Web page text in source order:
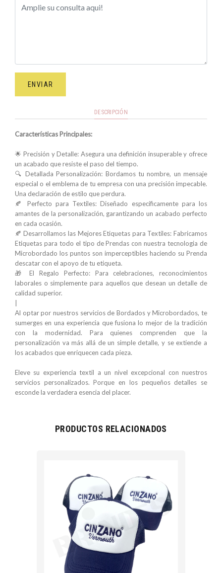
ENVIAR
DESCRIPCIÓN
Características Principales:
🌟 Precisión y Detalle: Asegura una definición insuperable y ofrece
un acabado que resiste el paso del tiempo.
🔍 Detallada Personalización: Bordamos tu nombre, un mensaje
especial o el emblema de tu empresa con una precisión impecable.
Una declaración de estilo que perdura.
🍂 Perfecto para Textiles: Diseñado específicamente para los
amantes de la personalización, garantizando un acabado perfecto
en cada ocasión.
🍂 Desarrollamos las Mejores Etiquetas para Textiles: Fabricamos
Etiquetas para todo el tipo de Prendas con nuestra tecnologia de
Microbordado los puntos son imperceptibles haciendo su Prenda
descatar con el apoyo de tu etiqueta.
🎁 El Regalo Perfecto: Para celebraciones, reconocimientos
laborales o simplemente para aquellos que desean un detalle de
calidad superior.
Al optar por nuestros servicios de Bordados y Microbordados, te
sumerges en una experiencia que fusiona lo mejor de la tradición
con la modernidad. Para quienes comprenden que la
personalización va más allá de un simple detalle, y se extiende a
los acabados que enriquecen cada pieza.
Eleve su experiencia textil a un nivel excepcional con nuestros
servicios personalizados. Porque en los pequeños detalles se
esconde la verdadera esencia del placer.
PRODUCTOS RELACIONADOS